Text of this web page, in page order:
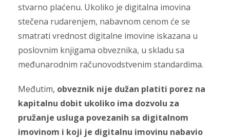
stvarno plaćenu. Ukoliko je digitalna imovina
stečena rudarenjem, nabavnom cenom će se
smatrati vrednost digitalne imovine iskazana u
poslovnim knjigama obveznika, u skladu sa
međunarodnim računovodstvenim standardima.
Međutim, obveznik nije dužan platiti porez na
kapitalnu dobit ukoliko ima dozvolu za
pružanje usluga povezanih sa digitalnom
imovinom i koji je digitalnu imovinu nabavio